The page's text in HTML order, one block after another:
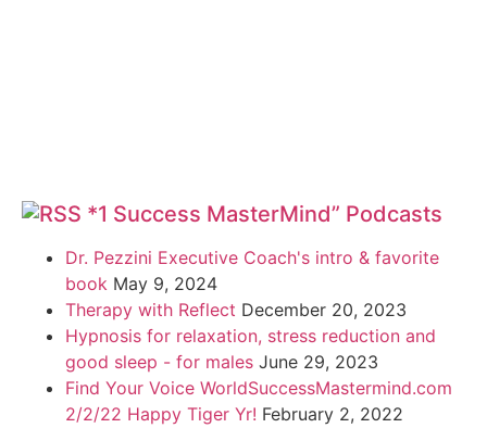
*1 Success MasterMind” Podcasts
Dr. Pezzini Executive Coach's intro & favorite
book May 9, 2024
Therapy with Reflect December 20, 2023
Hypnosis for relaxation, stress reduction and
good sleep - for males June 29, 2023
Find Your Voice WorldSuccessMastermind.com
2/2/22 Happy Tiger Yr! February 2, 2022